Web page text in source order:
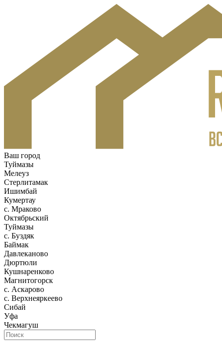
Ваш город
Туймазы
Мелеуз
Стерлитамак
Ишимбай
Кумертау
c. Мраково
Октябрьский
Туймазы
c. Буздяк
Баймак
Давлеканово
Дюртюли
Кушнаренково
Магнитогорск
с. Аскарово
с. Верхнеяркеево
Сибай
Уфа
Чекмагуш